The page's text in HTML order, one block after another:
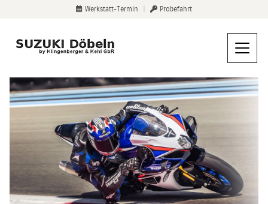
Werkstatt-Termin Probefahrt